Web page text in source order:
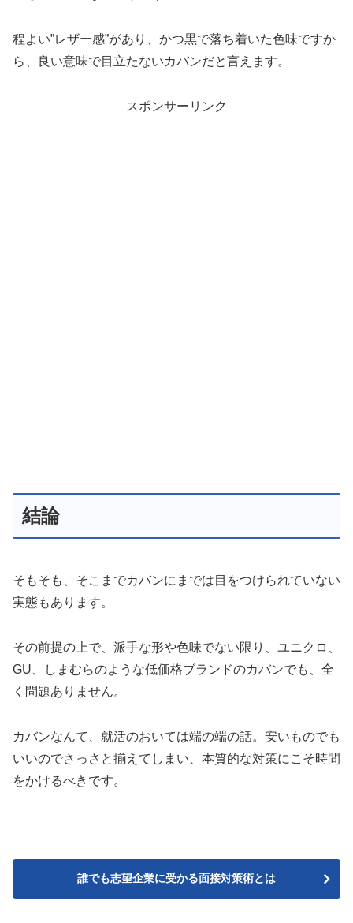
程よい”レザー感”があり、かつ黒で落ち着いた色味ですか
ら、良い意味で目立たないカバンだと言えます。
スポンサーリンク
結論
そもそも、そこまでカバンにまでは目をつけられていない
実態もあります。
その前提の上で、派手な形や色味でない限り、ユニクロ、
GU、しまむらのような低価格ブランドのカバンでも、全
く問題ありません。
カバンなんて、就活のおいては端の端の話。安いものでも
いいのでさっさと揃えてしまい、本質的な対策にこそ時間
をかけるべきです。
誰でも志望企業に受かる面接対策術とは